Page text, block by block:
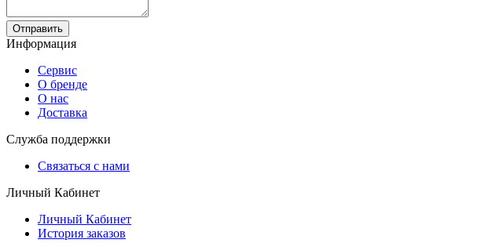
Отправить
Информация
Сервис
О бренде
О нас
Доставка
Служба поддержки
Связаться с нами
Личный Кабинет
Личный Кабинет
История заказов